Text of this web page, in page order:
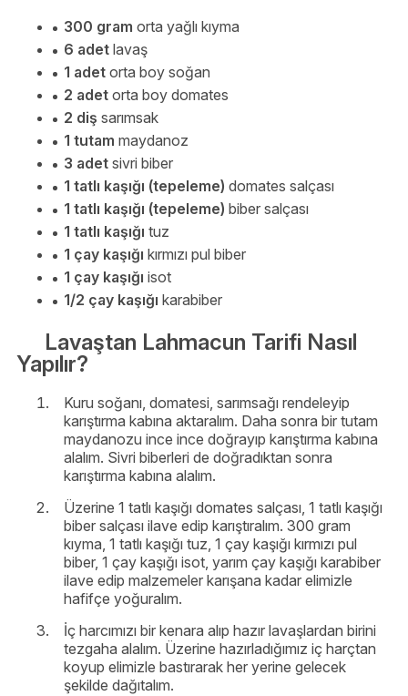
300 gram orta yağlı kıyma
6 adet lavaş
1 adet orta boy soğan
2 adet orta boy domates
2 diş sarımsak
1 tutam maydanoz
3 adet sivri biber
1 tatlı kaşığı (tepeleme) domates salçası
1 tatlı kaşığı (tepeleme) biber salçası
1 tatlı kaşığı tuz
1 çay kaşığı kırmızı pul biber
1 çay kaşığı isot
1/2 çay kaşığı karabiber
Lavaştan Lahmacun Tarifi Nasıl
Yapılır?
Kuru soğanı, domatesi, sarımsağı rendeleyip
karıştırma kabına aktaralım. Daha sonra bir tutam
maydanozu ince ince doğrayıp karıştırma kabına
alalım. Sivri biberleri de doğradıktan sonra
karıştırma kabına alalım.
Üzerine 1 tatlı kaşığı domates salçası, 1 tatlı kaşığı
biber salçası ilave edip karıştıralım. 300 gram
kıyma, 1 tatlı kaşığı tuz, 1 çay kaşığı kırmızı pul
biber, 1 çay kaşığı isot, yarım çay kaşığı karabiber
ilave edip malzemeler karışana kadar elimizle
hafifçe yoğuralım.
İç harcımızı bir kenara alıp hazır lavaşlardan birini
tezgaha alalım. Üzerine hazırladığımız iç harçtan
koyup elimizle bastırarak her yerine gelecek
şekilde dağıtalım.